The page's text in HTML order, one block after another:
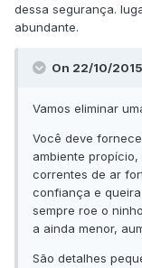
dessa segurança.
abundante.
On 22/10/
Vamos eliminar
Você deve
ambiente
correntes de ar
confiança e
sempre roe o
a ainda menor,
São detalhes